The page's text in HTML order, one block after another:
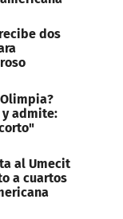
dos
admite:
al Umecit
a cuartos